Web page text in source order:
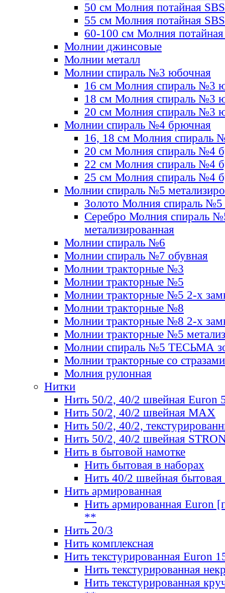
50 см Молния потайная SBS
55 см Молния потайная SBS
60-100 см Молния
Молнии джинсовые
Молнии металл
Молнии спираль №3 юбочная
16 см Молния спираль №3
18 см Молния спираль №3
20 см Молния спираль №3
Молнии спираль №4 брючная
16, 18 см Молния спираль
20 см Молния спираль №4
22 см Молния спираль №4
25 см Молния спираль №4
Молнии спираль №5
Золото Молния спираль №5
Серебро Молния спираль
метализированная
Молнии спираль №6
Молнии спираль №7 обувная
Молнии тракторные №3
Молнии тракторные №5
Молнии тракторные №5 2-х
Молнии тракторные №8
Молнии тракторные №8 2-х
Молнии тракторные №5
Молнии спираль №5 ТЕСЬМА
Молнии тракторные со стразами
Молния рулонная
Нитки
Нить 50/2, 40/2 швейная Euron
Нить 50/2, 40/2 швейная МАХ
Нить 50/2, 40/2,
Нить 50/2, 40/2 швейная
Нить в бытовой намотке
Нить бытовая в наборах
Нить 40/2 швейная бытовая
Нить армированная
Нить армированная Euron
**
Нить 20/3
Нить комплексная
Нить текстурированная Euron
Нить текстурированная
Нить текстурированная